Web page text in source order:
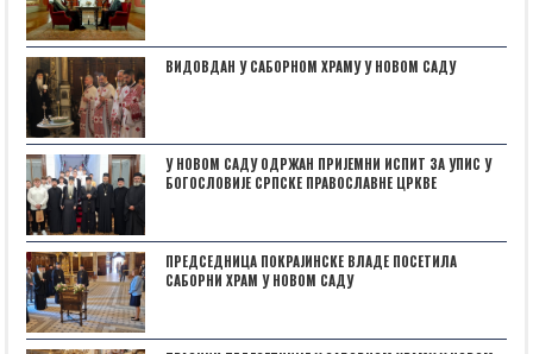
ВИДОВДАН У САБОРНОМ ХРАМУ У НОВОМ САДУ
У НОВОМ САДУ ОДРЖАН ПРИЈЕМНИ ИСПИТ ЗА УПИС У
БОГОСЛОВИЈЕ СРПСКЕ ПРАВОСЛАВНЕ ЦРКВЕ
ПРЕДСЕДНИЦА ПОКРАЈИНСКЕ ВЛАДЕ ПОСЕТИЛА
САБОРНИ ХРАМ У НОВОМ САДУ